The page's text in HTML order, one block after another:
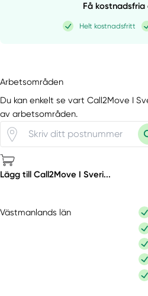
Få
Helt kostnadsfritt
Arbetsområden
Du kan enkelt se vart Call2Move I
av arbetsområden.
Lägg till Call2Move I Sveri...
Västmanlands län